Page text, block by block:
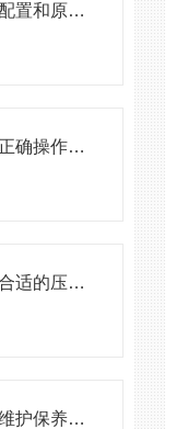
了解下曝气高压风机的配置和原理吧
增压助燃高压鼓风机的正确操作指导原则介绍
高压漩涡风机怎么选择合适的压力流量？
简述耐高温风机的日常维护保养方法